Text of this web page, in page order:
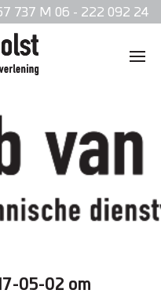
737 M 06 - 222 092 24
05-02 om